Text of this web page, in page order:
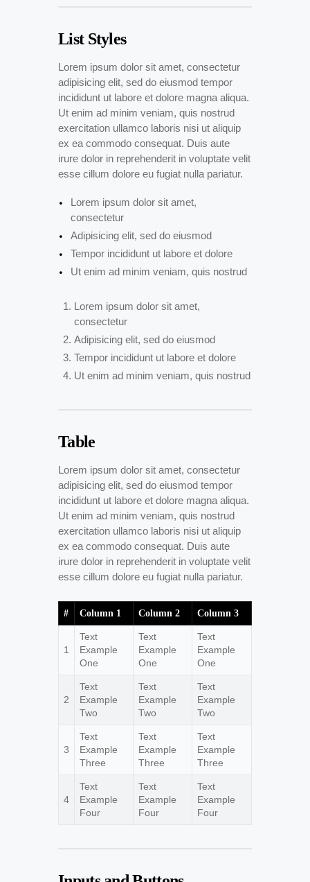
List Styles
Lorem ipsum dolor sit amet, consectetur
adipisicing elit, sed do eiusmod tempor
incididunt ut labore et dolore magna aliqua.
Ut enim ad minim veniam, quis nostrud
exercitation ullamco laboris nisi ut aliquip
ex ea commodo consequat. Duis aute
irure dolor in reprehenderit in voluptate velit
esse cillum dolore eu fugiat nulla pariatur.
Lorem ipsum dolor sit amet,
consectetur
Adipisicing elit, sed do eiusmod
Tempor incididunt ut labore et dolore
Ut enim ad minim veniam, quis nostrud
Lorem ipsum dolor sit amet,
consectetur
Adipisicing elit, sed do eiusmod
Tempor incididunt ut labore et dolore
Ut enim ad minim veniam, quis nostrud
Table
Lorem ipsum dolor sit amet, consectetur
adipisicing elit, sed do eiusmod tempor
incididunt ut labore et dolore magna aliqua.
Ut enim ad minim veniam, quis nostrud
exercitation ullamco laboris nisi ut aliquip
ex ea commodo consequat. Duis aute
irure dolor in reprehenderit in voluptate velit
esse cillum dolore eu fugiat nulla pariatur.
# Column 1 Column 2 Column 3
1
Text
Example
One
Text
Example
One
Text
Example
One
2
Text
Example
Two
Text
Example
Two
Text
Example
Two
3
Text
Example
Three
Text
Example
Three
Text
Example
Three
4
Text
Example
Four
Text
Example
Four
Text
Example
Four